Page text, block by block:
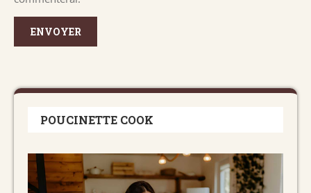
POUCINETTE COOK